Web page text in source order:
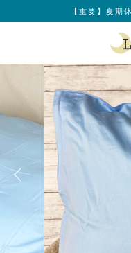
【重要】夏期